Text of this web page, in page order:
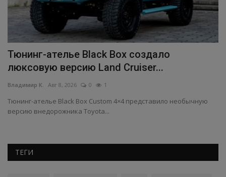
Тюнинг-ателье Black Box создало
люксовую версию Land Cruiser...
Владимир К. Авг 8, 2026 0 1
Тюнинг-ателье Black Box Custom 4×4 представило необычную
версию внедорожника Toyota...
ТЕГИ